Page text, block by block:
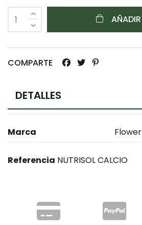
AÑADIR
COMPARTE
DETALLES
Marca Flower
Referencia NUTRISOL CALCIO